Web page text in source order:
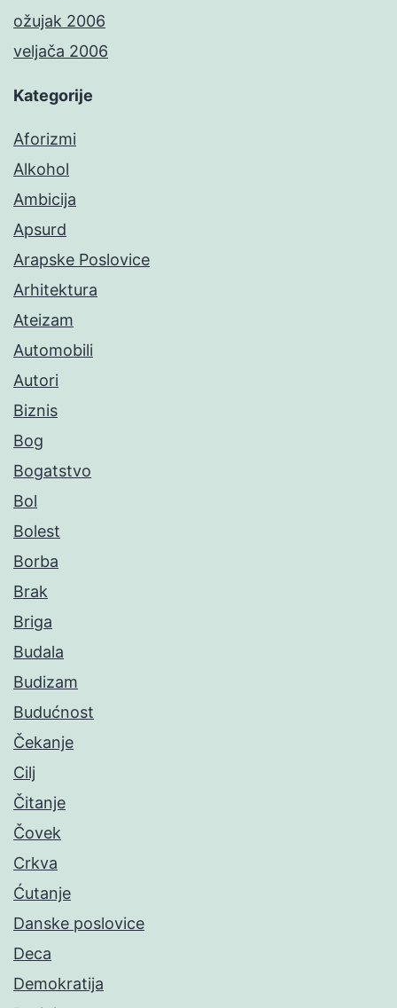
ožujak 2006
veljača 2006
Kategorije
Aforizmi
Alkohol
Ambicija
Apsurd
Arapske Poslovice
Arhitektura
Ateizam
Automobili
Autori
Biznis
Bog
Bogatstvo
Bol
Bolest
Borba
Brak
Briga
Budala
Budizam
Budućnost
Čekanje
Cilj
Čitanje
Čovek
Crkva
Ćutanje
Danske poslovice
Deca
Demokratija